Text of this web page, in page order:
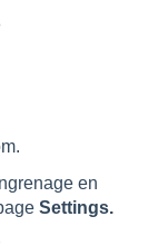
en
Settings.